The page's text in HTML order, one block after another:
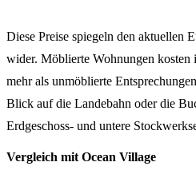
Diese Preise spiegeln den aktuellen
wider. Möblierte Wohnungen kosten
mehr als unmöblierte
Blick auf die Landebahn oder die
Erdgeschoss- und untere
Vergleich mit Ocean Village